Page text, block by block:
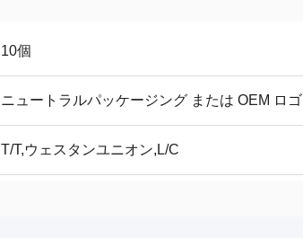
10個
ニュートラルパッケージング または OEM ロゴ
T/T,ウェスタンユニオン,L/C